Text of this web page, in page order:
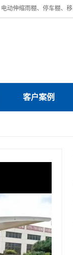
客户案例